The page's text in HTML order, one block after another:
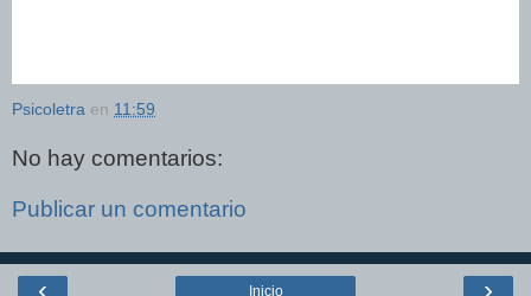
Psicoletra en 11:59
No hay comentarios:
Publicar un comentario
‹ ›
Inicio